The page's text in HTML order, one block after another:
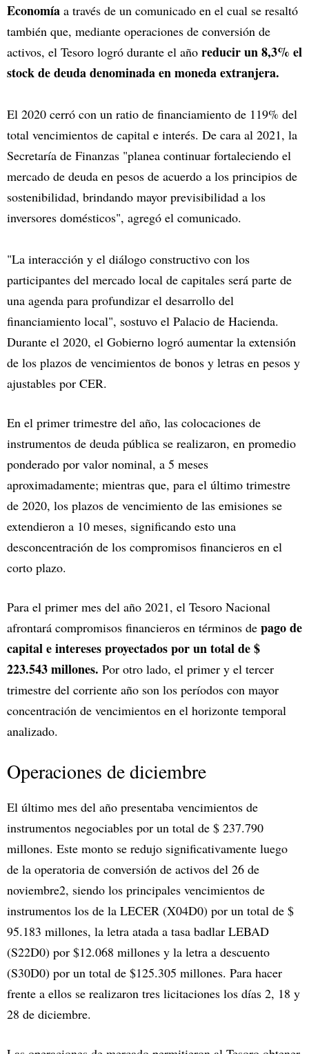
Economía a través de un comunicado en el cual se resaltó
también que, mediante operaciones de conversión de
activos, el Tesoro logró durante el año reducir un 8,3% el
stock de deuda denominada en moneda extranjera.
El 2020 cerró con un ratio de financiamiento de 119% del
total vencimientos de capital e interés. De cara al 2021, la
Secretaría de Finanzas "planea continuar fortaleciendo el
mercado de deuda en pesos de acuerdo a los principios de
sostenibilidad, brindando mayor previsibilidad a los
inversores domésticos", agregó el comunicado.
"La interacción y el diálogo constructivo con los
participantes del mercado local de capitales será parte de
una agenda para profundizar el desarrollo del
financiamiento local", sostuvo el Palacio de Hacienda.
Durante el 2020, el Gobierno logró aumentar la extensión
de los plazos de vencimientos de bonos y letras en pesos y
ajustables por CER.
En el primer trimestre del año, las colocaciones de
instrumentos de deuda pública se realizaron, en promedio
ponderado por valor nominal, a 5 meses
aproximadamente; mientras que, para el último trimestre
de 2020, los plazos de vencimiento de las emisiones se
extendieron a 10 meses, significando esto una
desconcentración de los compromisos financieros en el
corto plazo.
Para el primer mes del año 2021, el Tesoro Nacional
afrontará compromisos financieros en términos de pago de
capital e intereses proyectados por un total de $
223.543 millones. Por otro lado, el primer y el tercer
trimestre del corriente año son los períodos con mayor
concentración de vencimientos en el horizonte temporal
analizado.
Operaciones de diciembre
El último mes del año presentaba vencimientos de
instrumentos negociables por un total de $ 237.790
millones. Este monto se redujo significativamente luego
de la operatoria de conversión de activos del 26 de
noviembre2, siendo los principales vencimientos de
instrumentos los de la LECER (X04D0) por un total de $
95.183 millones, la letra atada a tasa badlar LEBAD
(S22D0) por $12.068 millones y la letra a descuento
(S30D0) por un total de $125.305 millones. Para hacer
frente a ellos se realizaron tres licitaciones los días 2, 18 y
28 de diciembre.